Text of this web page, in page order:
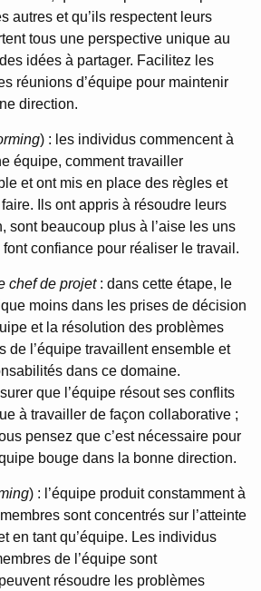
autres et qu’ils respectent leurs
tous une perspective unique au
idées à partager. Facilitez les
réunions d’équipe pour maintenir
direction.
) : les individus commencent à
équipe, comment travailler
et ont mis en place des règles et
Ils ont appris à résoudre leurs
sont beaucoup plus à l’aise les uns
confiance pour réaliser le travail.
chef de projet: dans cette étape, le
moins dans les prises de décision
et la résolution des problèmes
de l’équipe travaillent ensemble et
dans ce domaine.
que l’équipe résout ses conflits
à travailler de façon collaborative ;
pensez que c’est nécessaire pour
bouge dans la bonne direction.
) : l’équipe produit constamment à
sont concentrés sur l’atteinte
en tant qu’équipe. Les individus
de l’équipe sont
résoudre les problèmes